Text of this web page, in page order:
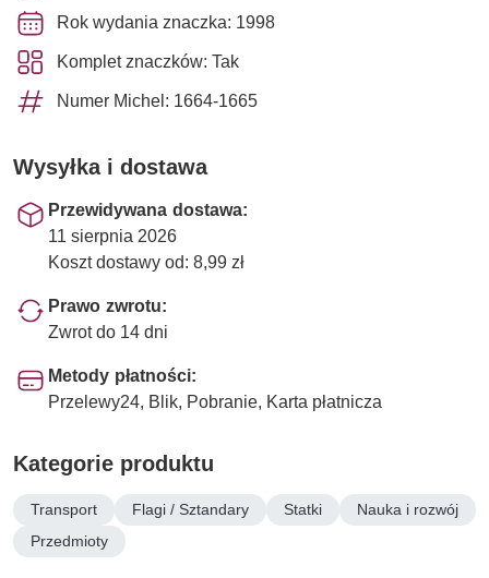
Rok wydania znaczka: 1998
Komplet znaczków: Tak
Numer Michel: 1664-1665
Wysyłka i dostawa
Przewidywana dostawa:
11 sierpnia 2026
Koszt dostawy od: 8,99 zł
Prawo zwrotu:
Zwrot do 14 dni
Metody płatności:
Przelewy24, Blik, Pobranie, Karta płatnicza
Kategorie produktu
Transport Flagi / Sztandary Statki
Nauka i rozwój
Przedmioty